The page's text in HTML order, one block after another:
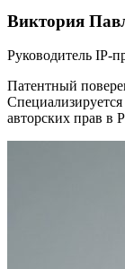
Виктория
Руководитель IP-
Патентный
авторских прав в